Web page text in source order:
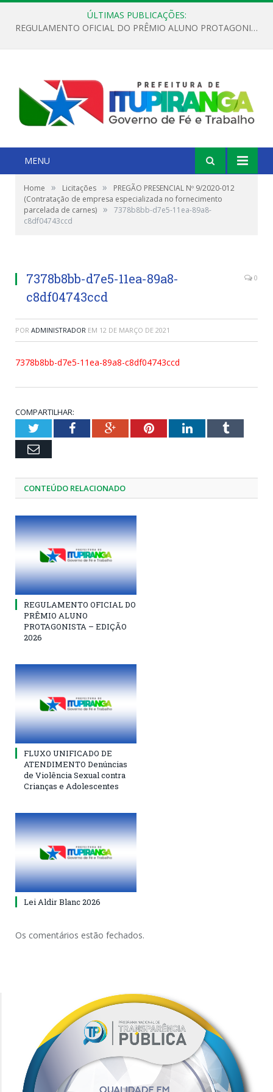
ÚLTIMAS PUBLICAÇÕES:
REGULAMENTO OFICIAL DO PRÊMIO ALUNO PROTAGONISTA – EDIÇÃO 2026
MENU
Home » Licitações »
PREGÃO PRESENCIAL Nº 9/2020-012
(Contratação de empresa especializada no fornecimento
parcelada de carnes) »
7378b8bb-d7e5-11ea-89a8-
c8df04743ccd
7378b8bb-d7e5-11ea-89a8-
c8df04743ccd
0
POR ADMINISTRADOR EM 12 DE MARÇO DE 2021
7378b8bb-d7e5-11ea-89a8-c8df04743ccd
COMPARTILHAR:
TwitterFacebookGoogle+PinterestLinkedInTumblr
Email
CONTEÚDO RELACIONADO
REGULAMENTO OFICIAL DO
PRÊMIO ALUNO
PROTAGONISTA – EDIÇÃO
2026
FLUXO UNIFICADO DE
ATENDIMENTO Denúncias
de Violência Sexual contra
Crianças e Adolescentes
Lei Aldir Blanc 2026
Os comentários estão fechados.